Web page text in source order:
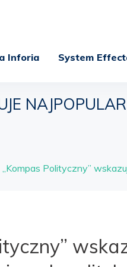
Inforia System
„Kompas Polityczny”